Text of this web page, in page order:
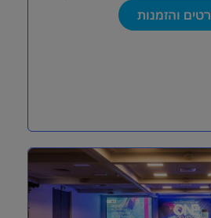
והזמנות